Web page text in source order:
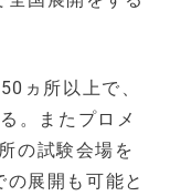
ヵ所以上で、
。またプロメ
の試験会場を
展開も可能と